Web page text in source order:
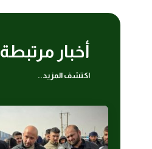
أخبار مرتبطة
اكتشف المزيد..